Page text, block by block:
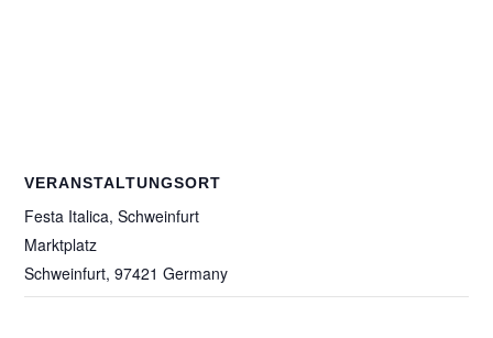
VERANSTALTUNGSORT
Festa Italica, Schweinfurt
Marktplatz
Schweinfurt, 97421 Germany